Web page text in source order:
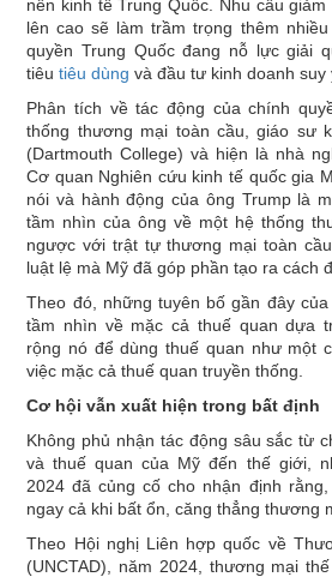
nền kinh tế Trung Quốc. Nhu cầu
lên cao sẽ làm trầm trọng thêm
quyền Trung Quốc đang nỗ lực giải
tiêutiêu dùng và đầu tư kinh doanh suy
Phân tích về tác động của chính
thống thương mại toàn cầu, giáo sư
(Dartmouth College) và hiện là nhà
Cơ quan Nghiên cứu kinh tế quốc gia
nói và hành động của ông Trump là
tầm nhìn của ông về một hệ thống
ngược với trật tự thương mại toàn
luật lệ mà Mỹ đã góp phần tạo ra cách
Theo đó, những tuyên bố gần đây
tầm nhìn về mặc cả thuế quan dựa
rộng nó để dùng thuế quan như một
việc mặc cả thuế quan truyền thống.
Cơ hội vẫn xuất hiện trong bất định
Không phủ nhận tác động sâu sắc từ
và thuế quan của Mỹ đến thế giới,
2024 đã củng cố cho nhận định
ngay cả khi bất ổn, căng thẳng thương
Theo Hội nghị Liên hợp quốc về
(UNCTAD), năm 2024, thương mại